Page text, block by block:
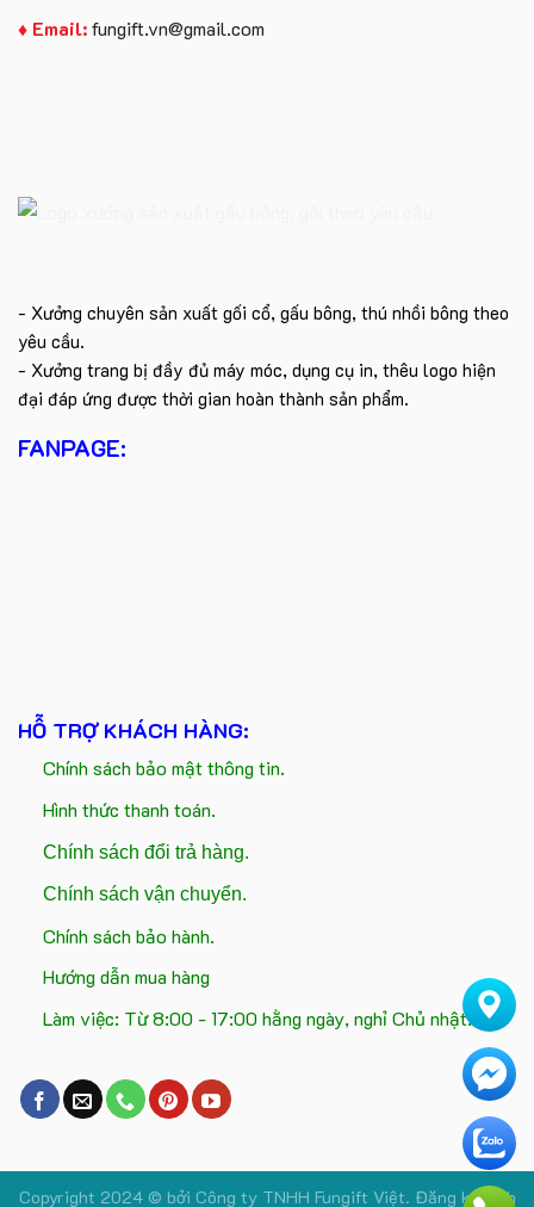
♦ Email:fungift.vn@gmail.com
- Xưởng chuyên sản xuất gối cổ, gấu bông, thú nhồi bông theo
yêu cầu.
- Xưởng trang bị đầy đủ máy móc, dụng cụ in, thêu logo hiện
đại đáp ứng được thời gian hoàn thành sản phẩm.
FANPAGE:
HỖ TRỢ KHÁCH HÀNG:
Chính sách bảo mật thông tin.
Hình thức thanh toán.
Chính sách đổi trả hàng.
Chính sách vận chuyển.
Chính sách bảo hành.
Hướng dẫn mua hàng
Làm việc: Từ 8:00 - 17:00 hằng ngày, nghỉ Chủ nhật.
Copyright 2024 © bởi Công ty TNHH Fungift Việt. Đăng ký kinh